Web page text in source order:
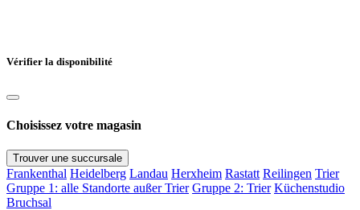
Vérifier la disponibilité
Choisissez votre magasin
Trouver une succursale
Frankenthal Heidelberg Landau Herxheim Rastatt Reilingen Trier
Gruppe 1: alle Standorte außer Trier Gruppe 2: Trier Küchenstudio
Bruchsal